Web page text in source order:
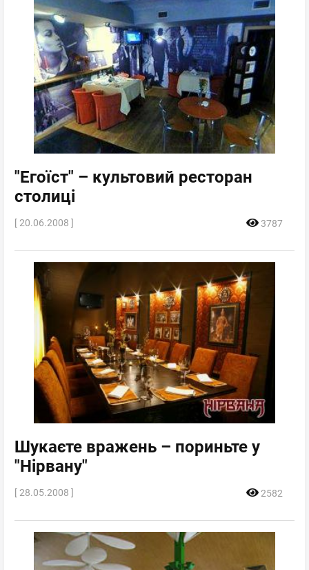
"Егоїст" – культовий ресторан
столиці
[ 20.06.2008 ] 3787
Шукаєте вражень – пориньте у
"Нірвану"
[ 28.05.2008 ] 2582